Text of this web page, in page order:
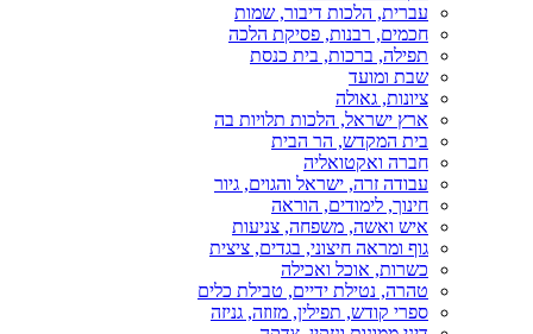
עברית, הלכות דיבור, שמות
חכמים, רבנות, פסיקת הלכה
תפילה, ברכות, בית כנסת
שבת ומועד
ציונות, גאולה
ארץ ישראל, הלכות תלויות בה
בית המקדש, הר הבית
חברה ואקטואליה
עבודה זרה, ישראל והגוים, גיור
חינוך, לימודים, הוראה
איש ואשה, משפחה, צניעות
גוף ומראה חיצוני, בגדים, ציצית
כשרות, אוכל ואכילה
טהרה, נטילת ידיים, טבילת כלים
ספרי קודש, תפילין, מזוזה, גניזה